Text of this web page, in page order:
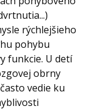
rýchlejšieho
pohybu
funkcie. U detí
obrny
vedie ku